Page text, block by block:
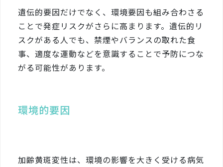
遺伝的要因だけでなく、環境要因も組み合わさる
ことで発症リスクがさらに高まります。遺伝的リ
スクがある人でも、禁煙やバランスの取れた食
事、適度な運動などを意識することで予防につな
がる可能性があります。
環境的要因
加齢黄斑変性は、環境の影響を大きく受ける病気